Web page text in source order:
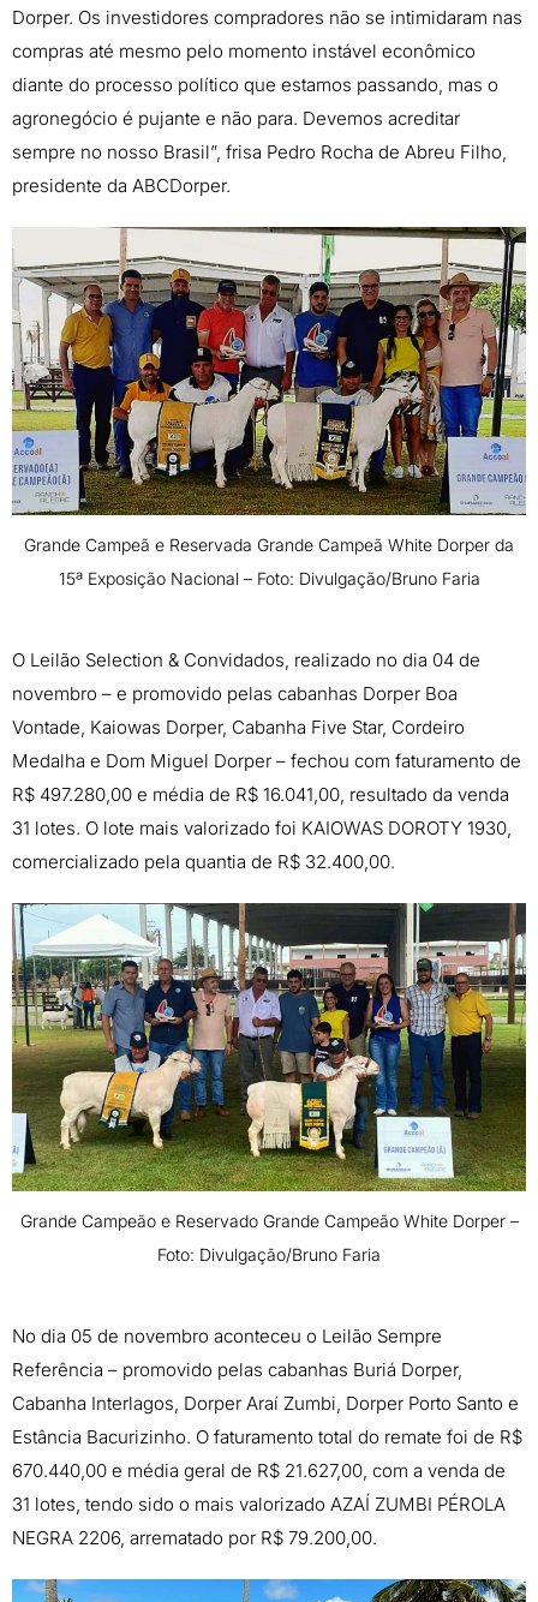
Dorper. Os investidores compradores não se intimidaram nas
compras até mesmo pelo momento instável econômico
diante do processo político que estamos passando, mas o
agronegócio é pujante e não para. Devemos acreditar
sempre no nosso Brasil”, frisa Pedro Rocha de Abreu Filho,
presidente da ABCDorper.
Grande Campeã e Reservada Grande Campeã White Dorper da
15ª Exposição Nacional – Foto: Divulgação/Bruno Faria
O Leilão Selection & Convidados, realizado no dia 04 de
novembro – e promovido pelas cabanhas Dorper Boa
Vontade, Kaiowas Dorper, Cabanha Five Star, Cordeiro
Medalha e Dom Miguel Dorper – fechou com faturamento de
R$ 497.280,00 e média de R$ 16.041,00, resultado da venda
31 lotes. O lote mais valorizado foi KAIOWAS DOROTY 1930,
comercializado pela quantia de R$ 32.400,00.
Grande Campeão e Reservado Grande Campeão White Dorper –
Foto: Divulgação/Bruno Faria
No dia 05 de novembro aconteceu o Leilão Sempre
Referência – promovido pelas cabanhas Buriá Dorper,
Cabanha Interlagos, Dorper Araí Zumbi, Dorper Porto Santo e
Estância Bacurizinho. O faturamento total do remate foi de R$
670.440,00 e média geral de R$ 21.627,00, com a venda de
31 lotes, tendo sido o mais valorizado AZAÍ ZUMBI PÉROLA
NEGRA 2206, arrematado por R$ 79.200,00.